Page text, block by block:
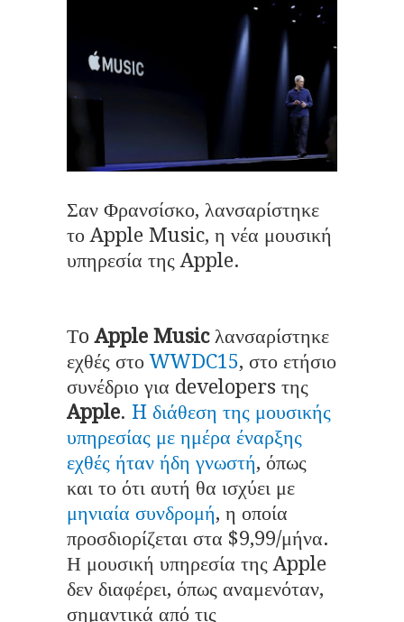
Σαν Φρανσίσκο, λανσαρίστηκε
το Apple Music, η νέα μουσική
υπηρεσία της Apple.
ΤoApple Musicλανσαρίστηκε
εχθές στοWWDC15, στο ετήσιο
συνέδριο για developers της
Apple. H διάθεση της μουσικής
υπηρεσίας με ημέρα έναρξης
εχθές ήταν ήδη γνωστή, όπως
και το ότι αυτή θα ισχύει με
μηνιαία συνδρομή, η οποία
προσδιορίζεται στα $9,99/μήνα.
Η μουσική υπηρεσία της Apple
δεν διαφέρει, όπως αναμενόταν,
σημαντικά από τις